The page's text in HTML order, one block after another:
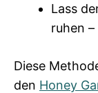
Lass
ruhen
Diese
den Honey